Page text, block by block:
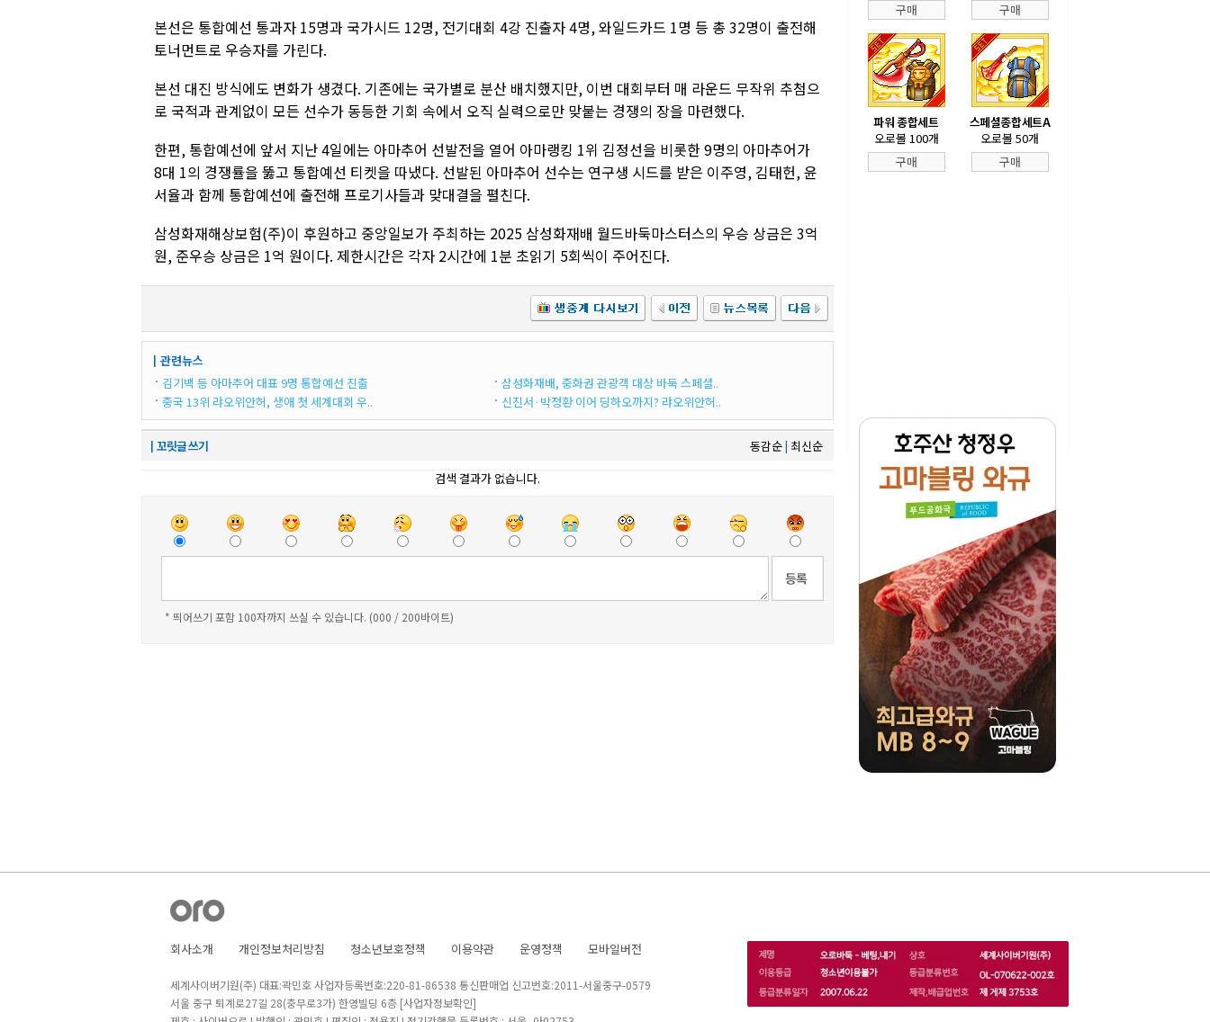
본선은 통합예선 통과자 15명과 국가시드 12명, 전기대회 4강 진출자 4명, 와일드카드 1명 등 총 32명이 출전해
토너먼트로 우승자를 가린다.
본선 대진 방식에도 변화가 생겼다. 기존에는 국가별로 분산 배치했지만, 이번 대회부터 매 라운드 무작위 추첨으
로 국적과 관계없이 모든 선수가 동등한 기회 속에서 오직 실력으로만 맞붙는 경쟁의 장을 마련했다.
한편, 통합예선에 앞서 지난 4일에는 아마추어 선발전을 열어 아마랭킹 1위 김정선을 비롯한 9명의 아마추어가
8대 1의 경쟁률을 뚫고 통합예선 티켓을 따냈다. 선발된 아마추어 선수는 연구생 시드를 받은 이주영, 김태헌, 윤
서율과 함께 통합예선에 출전해 프로기사들과 맞대결을 펼친다.
삼성화재해상보험(주)이 후원하고 중앙일보가 주최하는 2025 삼성화재배 월드바둑마스터스의 우승 상금은 3억
원, 준우승 상금은 1억 원이다. 제한시간은 각자 2시간에 1분 초읽기 5회씩이 주어진다.
┃관련뉴스
김기백 등 아마추어 대표 9명 통합예선 진출
중국 13위 랴오위안허, 생애 첫 세계대회 우..
삼성화재배, 중화권 관광객 대상 바둑 스페셜..
신진서·박정환 이어 딩하오까지? 랴오위안허..
┃꼬릿글 쓰기 동감순| 최신순
검색 결과가 없습니다.
* 띄어쓰기 포함 100자까지 쓰실 수 있습니다. (000 / 200바이트)
구매
구매
파워 종합세트
오로볼 100개
구매
스페셜종합세트A
오로볼 50개
구매
회사소개 개인정보처리방침 청소년보호정책 이용약관 운영정책 모바일버전
세계사이버기원(주) 대표:곽민호 사업자등록번호:220-81-86538 통신판매업 신고번호:2011-서울중구-0579
서울 중구 퇴계로27길 28(충무로3가) 한영빌딩 6층 [사업자정보확인]